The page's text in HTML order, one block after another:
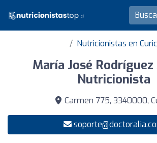
Nutricionistas en
María José
Nutricionista
Carmen 775, 3340000,